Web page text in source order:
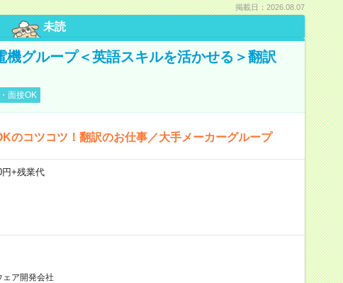
掲載日：2026.08.07
未読
グループ＜英語スキルを活かせる＞翻訳
面接OK
のコツコツ！翻訳のお仕事／大手メーカーグループ
+残業代
ェア開発会社